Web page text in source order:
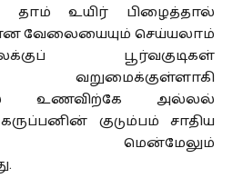
தாம் உயிர் பிழைத்தால்
வேலையையும் செய்யலாம்
பூர்வகுடிகள்
வறுமைக்குள்ளாகி
உணவிற்கே அல்லல்
குடும்பம் சாதிய
மென்மேலும்